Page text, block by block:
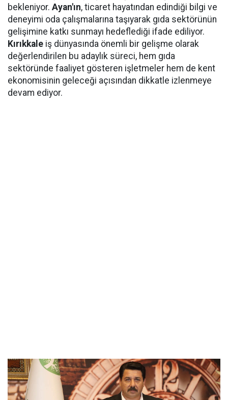
bekleniyor. Ayan'ın, ticaret hayatından edindiği bilgi ve
deneyimi oda çalışmalarına taşıyarak gıda sektörünün
gelişimine katkı sunmayı hedeflediği ifade ediliyor.
Kırıkkale iş dünyasında önemli bir gelişme olarak
değerlendirilen bu adaylık süreci, hem gıda
sektöründe faaliyet gösteren işletmeler hem de kent
ekonomisinin geleceği açısından dikkatle izlenmeye
devam ediyor.